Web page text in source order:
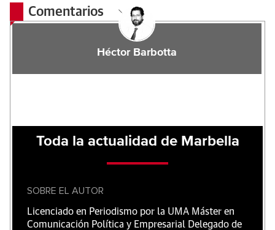
Comentarios
Héctor Barbotta
Toda la actualidad de Marbella
SOBRE EL AUTOR
Licenciado en Periodismo por la UMA Máster en
Comunicación Política y Empresarial Delegado de